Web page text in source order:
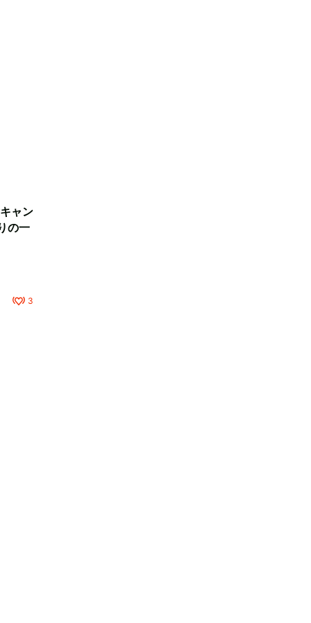
ャン
の一
3